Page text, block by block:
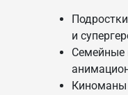
и
Семейные
Киноманы